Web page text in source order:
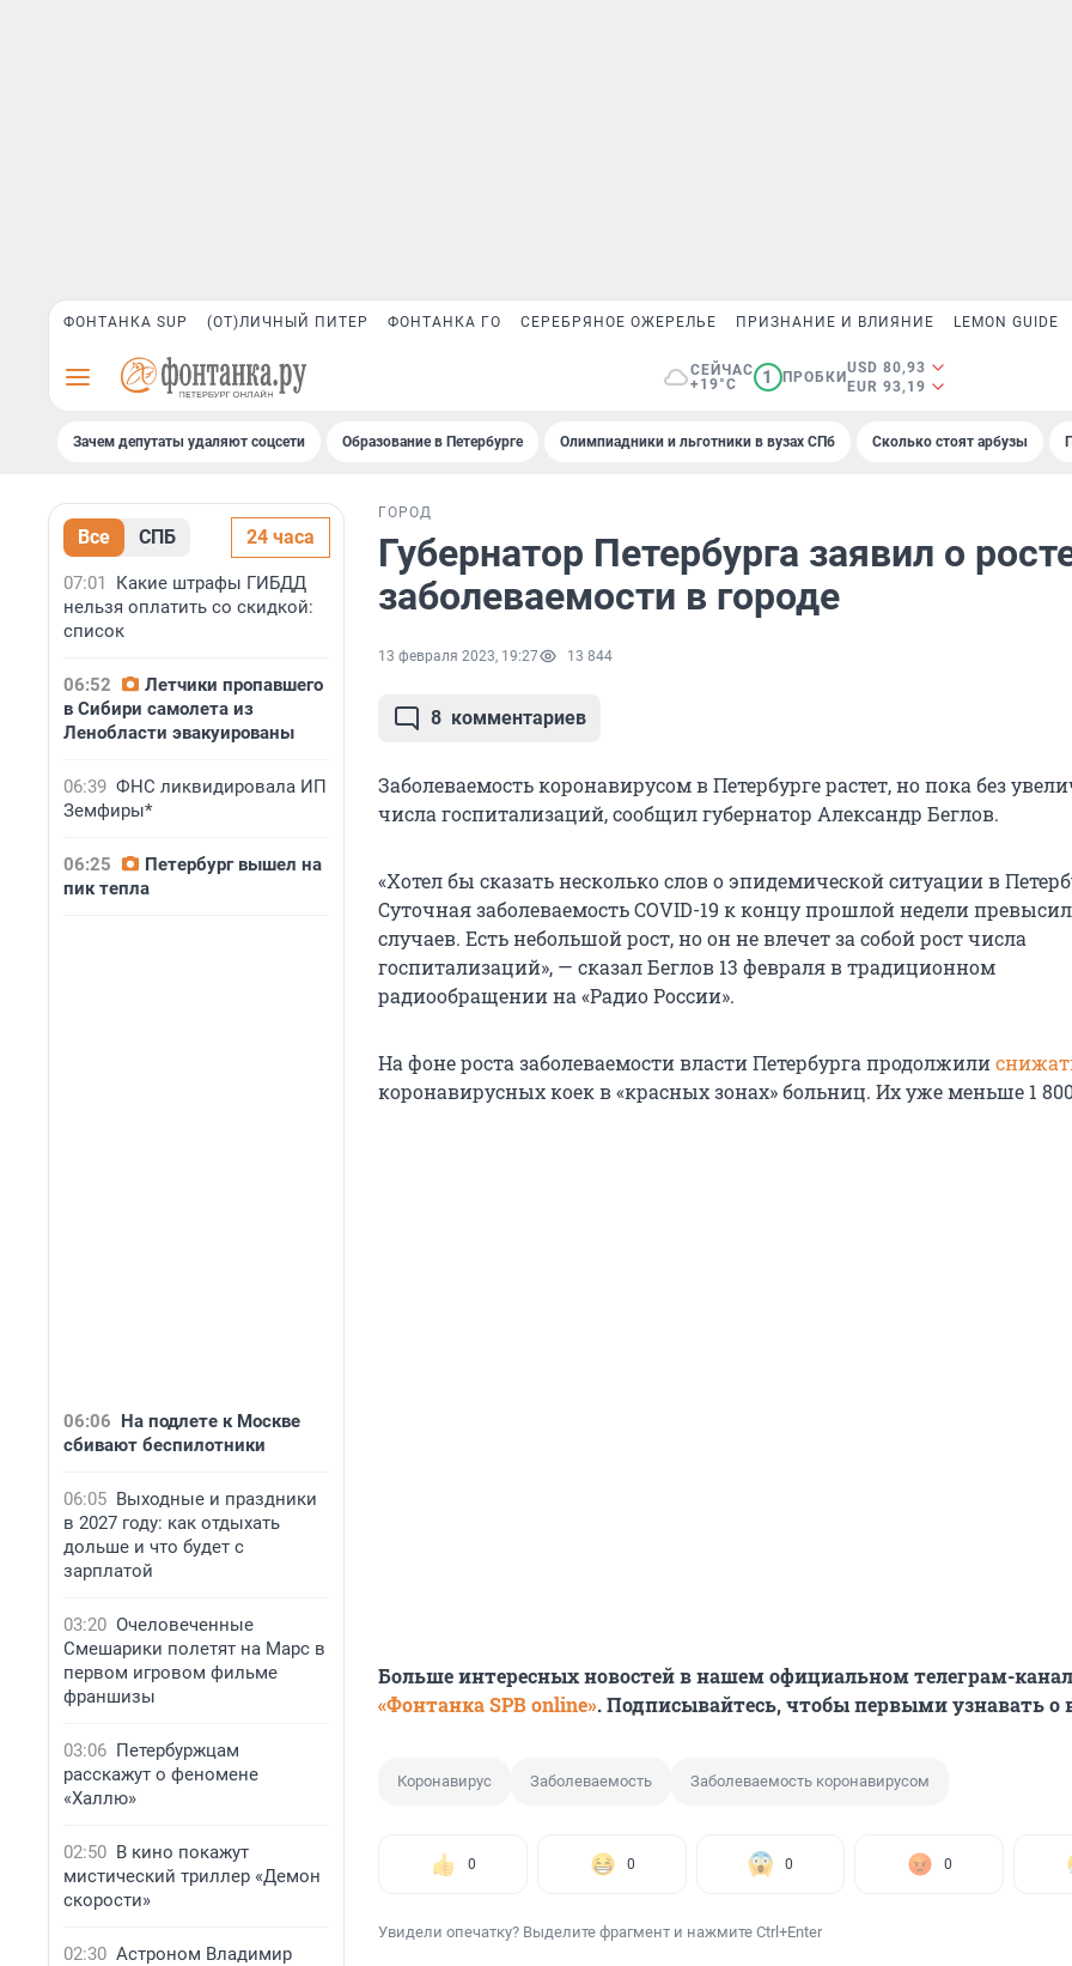
ФОНТАНКА SUP (ОТ)ЛИЧНЫЙ ПИТЕР ФОНТАНКА ГО СЕРЕБРЯНОЕ ОЖЕРЕЛЬЕ ПРИЗНАНИЕ И ВЛИЯНИЕ LEMON GUIDE
СЕЙЧАС
+19°C
1 ПРОБКИ
USD 80,93
EUR 93,19
Зачем депутаты удаляют соцсети Образование в Петербурге Олимпиадники и льготники в вузах СПб Сколько стоят арбузы
Все СПБ 24 часа
07:01
Какие штрафы ГИБДД
нельзя оплатить со скидкой:
список
06:52
Летчики пропавшего
в Сибири самолета из
Ленобласти эвакуированы
06:39 ФНС ликвидировала ИП
Земфиры*
06:25
Петербург вышел на
пик тепла
06:06 На подлете к Москве
сбивают беспилотники
06:05 Выходные и праздники
в 2027 году: как отдыхать
дольше и что будет с
зарплатой
03:20 Очеловеченные
Смешарики полетят на Марс в
первом игровом фильме
франшизы
03:06 Петербуржцам
расскажут о феномене
«Халлю»
02:50 В кино покажут
мистический триллер «Демон
скорости»
02:30 Астроном Владимир
ГОРОД
Губернатор Петербурга заявил о
заболеваемости в городе
13 февраля 2023, 19:27 13 844
8 комментариев
Заболеваемость коронавирусом в Петербурге растет, но пока без
числа госпитализаций, сообщил губернатор Александр Беглов.
«Хотел бы сказать несколько слов о эпидемической ситуации в
Суточная заболеваемость COVID-19 к концу прошлой недели
случаев. Есть небольшой рост, но он не влечет за собой рост числа
госпитализаций», — сказал Беглов 13 февраля в традиционном
радиообращении на «Радио России».
На фоне роста заболеваемости власти Петербурга продолжили
коронавирусных коек в «красных зонах» больниц. Их уже меньше 1
Больше интересных новостей в нашем официальном телеграм-
«Фонтанка SPB online». Подписывайтесь, чтобы первыми узнавать о
Коронавирус Заболеваемость Заболеваемость коронавирусом
0 0 0 0
Увидели опечатку? Выделите фрагмент и нажмите Ctrl+Enter